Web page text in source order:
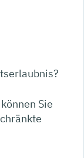
Sie